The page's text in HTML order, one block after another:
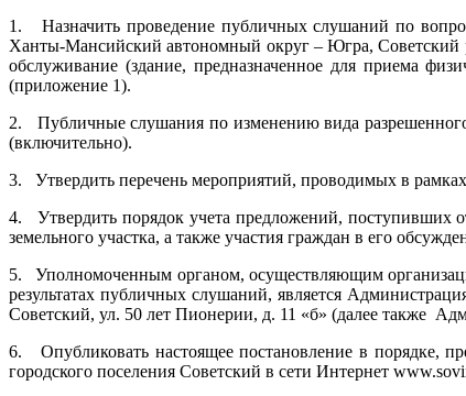
1. Назначить проведение публичных слушаний по
Ханты-Мансийский автономный округ – Югра, Советский
обслуживание (здание, предназначенное для приема
(приложение 1).
2. Публичные слушания по изменению вида разрешенного
(включительно).
3. Утвердить перечень мероприятий, проводимых в
4. Утвердить порядок учета предложений, поступивших
земельного участка, а также участия граждан в его
5. Уполномоченным органом, осуществляющим
результатах публичных слушаний, является
Советский, ул. 50 лет Пионерии, д. 11 «б» (далее также
6. Опубликовать настоящее постановление в порядке,
городского поселения Советский в сети Интернет